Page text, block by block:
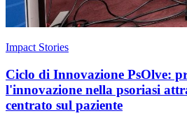
Impact Stories
Ciclo di Innovazione PsOlve:
l'innovazione nella psoriasi
centrato sul paziente